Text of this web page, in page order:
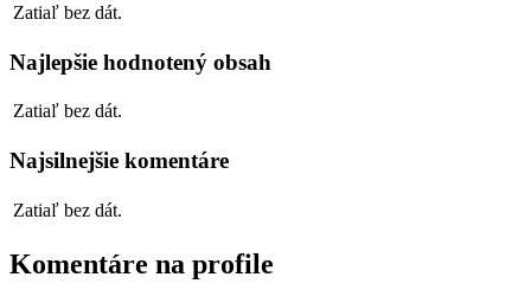
Zatiaľ bez dát.
Najlepšie hodnotený obsah
Zatiaľ bez dát.
Najsilnejšie komentáre
Zatiaľ bez dát.
Komentáre na profile